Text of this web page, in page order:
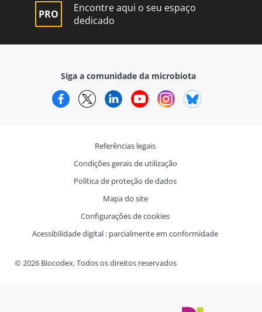
Encontre aqui o seu espaço
dedicado
Siga a comunidade da microbiota
FacebookTwitterLinkedInYouTubeInstagram
© 2026 Biocodex. Todos os direitos reservados
Referências legais
Condições gerais de utilização
Política de proteção de dados
Mapa do site
Configurações de cookies
Acessibilidade digital : parcialmente em conformidade